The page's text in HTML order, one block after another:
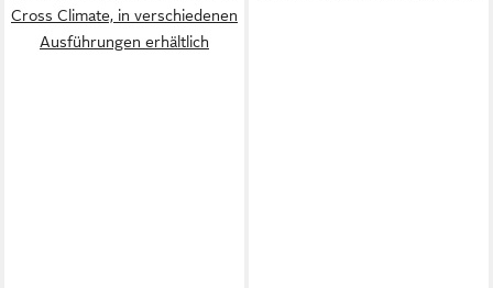
Cross Climate, in verschiedenen
Ausführungen erhältlich